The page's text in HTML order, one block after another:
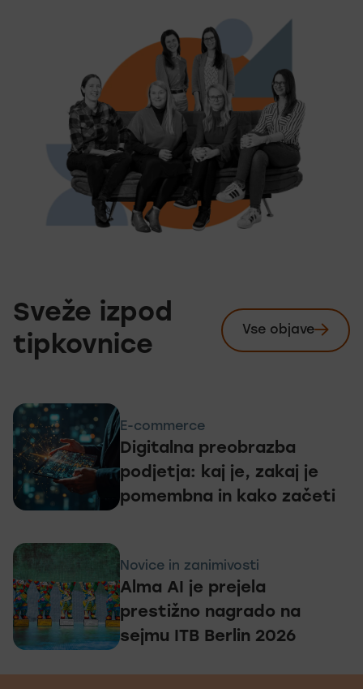
Sveže izpod
tipkovnice
Preglej
Vse objave
E-commerce
Digitalna preobrazba
podjetja: kaj je, zakaj je
pomembna in kako začeti
Novice in zanimivosti
Alma AI je prejela
prestižno nagrado na
sejmu ITB Berlin 2026